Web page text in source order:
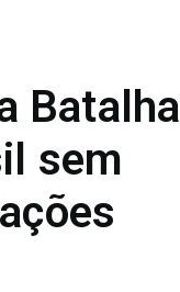
Batalha
sem